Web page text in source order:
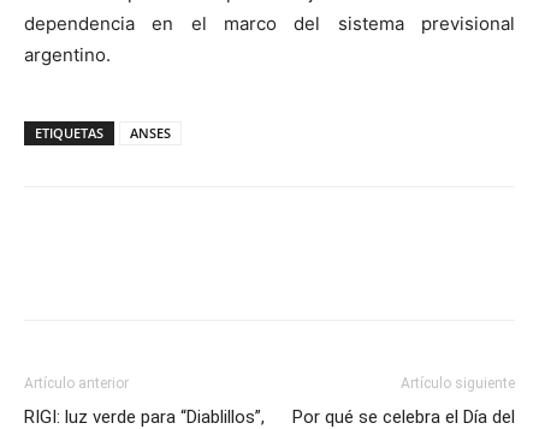
dependencia en el marco del sistema previsional
argentino.
ETIQUETAS ANSES
Artículo anterior
RIGI: luz verde para “Diablillos”,
Artículo siguiente
Por qué se celebra el Día del